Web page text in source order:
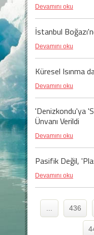
Devamını oku
İstanbul
Devamını oku
Küresel Isınma
Devamını oku
'Denizkondu'ya
Ünvanı Verildi
Devamını oku
Pasifik Değil,
Devamını oku
436